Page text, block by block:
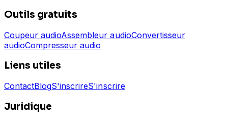
Outils gratuits
Coupeur audioAssembleur audioConvertisseur
audioCompresseur audio
Liens utiles
ContactBlogS'inscrireS'inscrire
Juridique